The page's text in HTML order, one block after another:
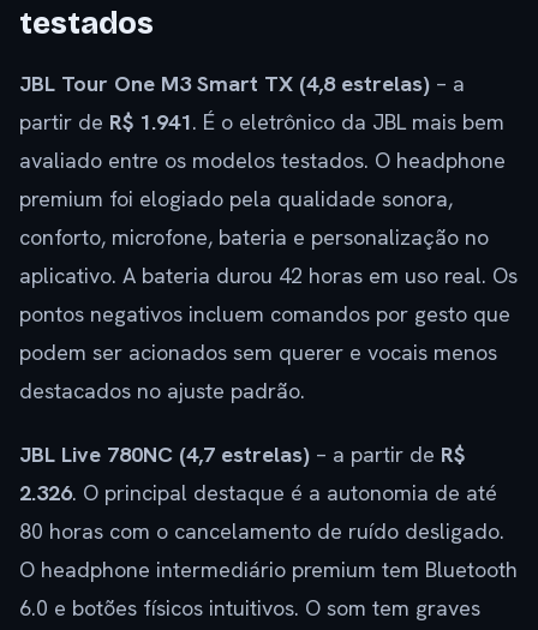
testados
JBL Tour One M3 Smart TX (4,8 estrelas) – a
partir de R$ 1.941. É o eletrônico da JBL mais bem
avaliado entre os modelos testados. O headphone
premium foi elogiado pela qualidade sonora,
conforto, microfone, bateria e personalização no
aplicativo. A bateria durou 42 horas em uso real. Os
pontos negativos incluem comandos por gesto que
podem ser acionados sem querer e vocais menos
destacados no ajuste padrão.
JBL Live 780NC (4,7 estrelas) – a partir de R$
2.326. O principal destaque é a autonomia de até
80 horas com o cancelamento de ruído desligado.
O headphone intermediário premium tem Bluetooth
6.0 e botões físicos intuitivos. O som tem graves